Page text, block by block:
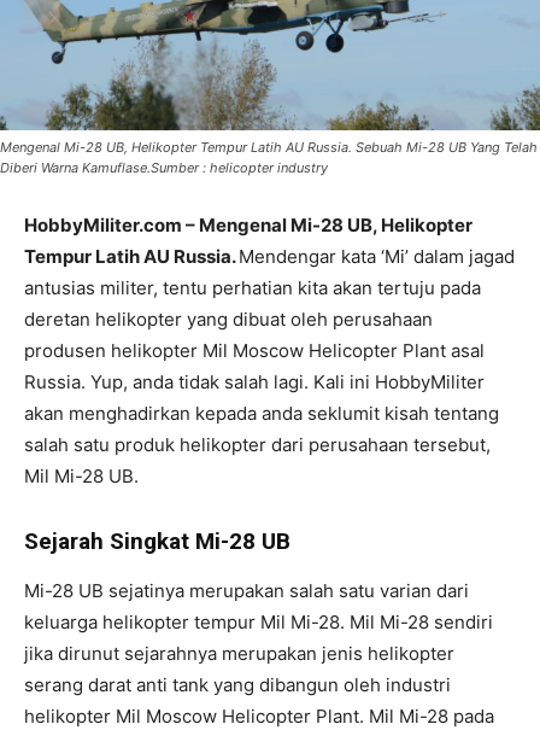
Mengenal Mi-28 UB, Helikopter Tempur Latih AU Russia. Sebuah Mi-28 UB Yang Telah
Diberi Warna Kamuflase.Sumber : helicopter industry
HobbyMiliter.com – Mengenal Mi-28 UB, Helikopter
Tempur Latih AU Russia.Mendengar kata ‘Mi’ dalam jagad
antusias militer, tentu perhatian kita akan tertuju pada
deretan helikopter yang dibuat oleh perusahaan
produsen helikopter Mil Moscow Helicopter Plant asal
Russia. Yup, anda tidak salah lagi. Kali ini HobbyMiliter
akan menghadirkan kepada anda seklumit kisah tentang
salah satu produk helikopter dari perusahaan tersebut,
Mil Mi-28 UB.
Sejarah Singkat Mi-28 UB
Mi-28 UB sejatinya merupakan salah satu varian dari
keluarga helikopter tempur Mil Mi-28. Mil Mi-28 sendiri
jika dirunut sejarahnya merupakan jenis helikopter
serang darat anti tank yang dibangun oleh industri
helikopter Mil Moscow Helicopter Plant. Mil Mi-28 pada